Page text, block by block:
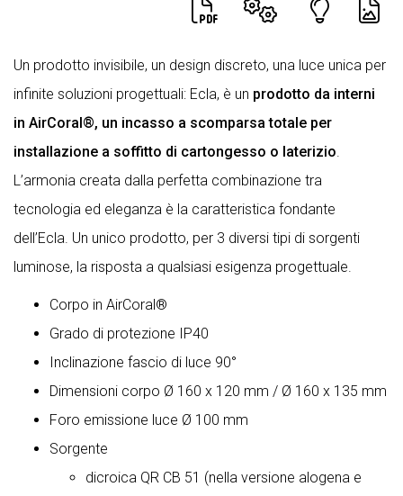
Un prodotto invisibile, un design discreto, una luce unica per
infinite soluzioni progettuali: Ecla, è un prodotto da interni
in AirCoral®, un incasso a scomparsa totale per
installazione a soffitto di cartongesso o laterizio.
L’armonia creata dalla perfetta combinazione tra
tecnologia ed eleganza è la caratteristica fondante
dell’Ecla. Un unico prodotto, per 3 diversi tipi di sorgenti
luminose, la risposta a qualsiasi esigenza progettuale.
Corpo in AirCoral®
Grado di protezione IP40
Inclinazione fascio di luce 90°
Dimensioni corpo Ø 160 x 120 mm / Ø 160 x 135 mm
Foro emissione luce Ø 100 mm
Sorgente
dicroica QR CB 51 (nella versione alogena e